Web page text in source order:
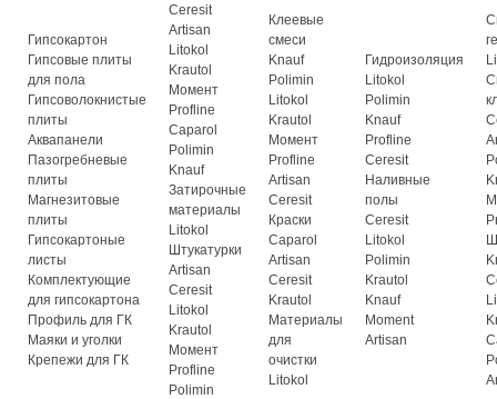
Гипсокартон
Гипсовые плиты
для пола
Гипсоволокнистые
плиты
Аквапанели
Пазогребневые
плиты
Магнезитовые
плиты
Гипсокартоные
листы
Комплектующие
для гипсокартона
Профиль для ГК
Маяки и уголки
Крепежи для ГК
Ceresit
Artisan
Litokol
Krautol
Момент
Profline
Caparol
Polimin
Knauf
Затирочные
материалы
Litokol
Штукатурки
Artisan
Ceresit
Litokol
Krautol
Момент
Profline
Polimin
Клеевые
смеси
Knauf
Polimin
Litokol
Krautol
Момент
Profline
Artisan
Ceresit
Краски
Caparol
Artisan
Ceresit
Krautol
Материалы
для
очистки
Litokol
Гидроизоляция
Litokol
Polimin
Knauf
Profline
Ceresit
Наливные
полы
Ceresit
Litokol
Polimin
Krautol
Knauf
Moment
Artisan